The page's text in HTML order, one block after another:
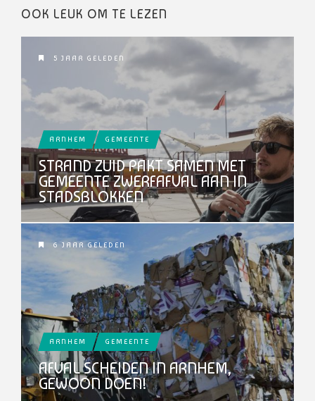
OOK LEUK OM TE LEZEN
5 JAAR GELEDEN
ARNHEM GEMEENTE
STRAND ZUID PAKT SAMEN MET
GEMEENTE ZWERFAFVAL AAN IN
STADSBLOKKEN
6 JAAR GELEDEN
ARNHEM GEMEENTE
AFVAL SCHEIDEN IN ARNHEM,
GEWOON DOEN!